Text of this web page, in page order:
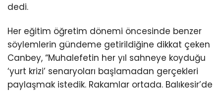
dedi.
Her eğitim öğretim dönemi öncesinde benzer
söylemlerin gündeme getirildiğine dikkat çeken
Canbey, “Muhalefetin her yıl sahneye koyduğu
‘yurt krizi’ senaryoları başlamadan gerçekleri
paylaşmak istedik. Rakamlar ortada. Balıkesir’de